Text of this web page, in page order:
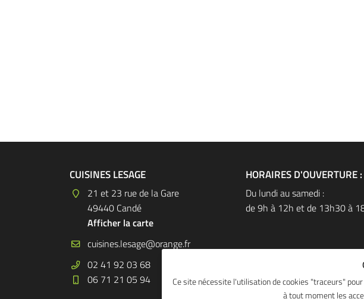
CUISINES LESAGE
21 et 23 rue de la Gare
49440 Candé
Afficher la carte
02 41 92 03 68
06 71 21 05 94
HORAIRES D'OUVERTURE :
Du lundi au samedi :
de 9h à 12h et de 13h30 à
Ce site nécessite l'utilisation de cookies "traceurs"
à tout moment les